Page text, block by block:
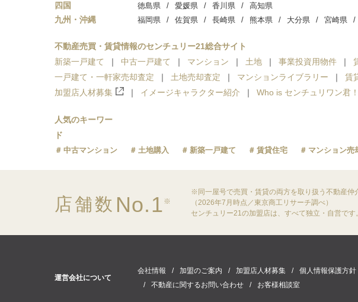
四国 徳島県 愛媛県 香川県 高知県
九州・沖縄 福岡県 佐賀県 長崎県 熊本県 大分県 宮崎県
不動産売買・賃貸情報のセンチュリー21総合サイト
新築一戸建て
中古一戸建て マンション 土地 事業投資用物件
一戸建て・一軒家売却査定
土地売却査定 マンションライブラリー 賃
加盟店人材募集
イメージキャラクター紹介 Who is センチュリワン君
人気のキーワー
ド
中古マンション 土地購入 新築一戸建て 賃貸住宅 マンション売
店舗数 No.1 ※
※同一屋号で売買・賃貸の両方を取り扱う不動産仲
（2026年7月時点／東京商工リサーチ調べ）
センチュリー21の加盟店は、すべて独立・自営です。
運営会社について
会社情報 加盟のご案内 加盟店人材募集 個人情報保護方針
不動産に関するお問い合わせ
お客様相談室